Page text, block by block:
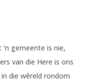
gemeente is nie,
van die Here is ons
die wêreld rondom